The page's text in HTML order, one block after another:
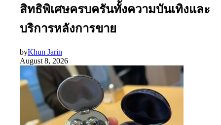
สิทธิพิเศษครบครันทั้งความบันเทิงและ
บริการหลังการขาย
byKhun Jarin
August 8, 2026